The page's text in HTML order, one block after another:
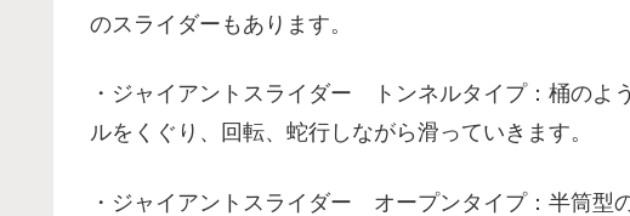
のスライダーもあります。
・ジャイアントスライダー トンネルタイプ：桶のよ
ルをくぐり、回転、蛇行しながら滑っていきます。
・ジャイアントスライダー オープンタイプ：半筒型